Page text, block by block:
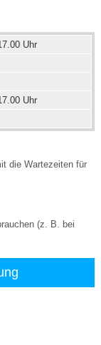
Uhr
Uhr
die Wartezeiten für
(z. B. bei